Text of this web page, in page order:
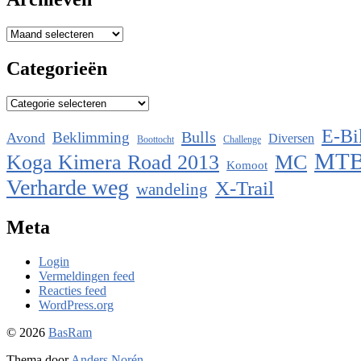
Archieven
Categorieën
Categorieën
Avond Beklimming Boottocht Bulls Challenge Diversen E-
Koga Kimera Road 2013 Komoot MC
Verharde weg wandeling X-Trail
Meta
Login
Vermeldingen feed
Reacties feed
WordPress.org
© 2026 BasRam